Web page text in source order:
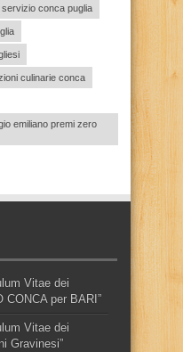
conca puglia
culinarie conca
emiliano premi zero
Vitae dei
CONCA per BARI”
Vitae dei
Gravinesi”